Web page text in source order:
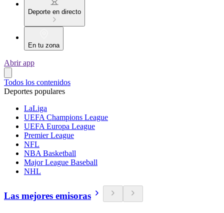
Deporte en directo
En tu zona
Abrir app
Todos los contenidos
Deportes populares
LaLiga
UEFA Champions League
UEFA Europa League
Premier League
NFL
NBA Basketball
Major League Baseball
NHL
Las mejores emisoras